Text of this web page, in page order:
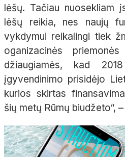
lėšų. Tačiau nuosekliam
lėšų reikia, nes naujų
vykdymui reikalingi tiek
oganizacinės
džiaugiamės, kad
įgyvendinimo prisidėjo
kurios skirtas
šių metų Rūmų biudžeto“,